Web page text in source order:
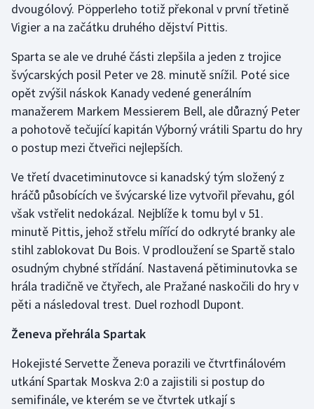
Házená
Jezdectví
Judo
Krasobruslení
Lezení
Lyže a snowboard
Moderní pětiboj
Motorsport
Olympijské hry
Plážový volejbal
dvougólový. Pöpperleho totiž překonal v první třetině
Vigier a na začátku druhého dějství Pittis.
Sparta se ale ve druhé části zlepšila a jeden z trojice
švýcarských posil Peter ve 28. minutě snížil. Poté sice
opět zvýšil náskok Kanady vedené generálním
manažerem Markem Messierem Bell, ale důrazný Peter
a pohotově tečující kapitán Výborný vrátili Spartu do hry
o postup mezi čtveřici nejlepších.
Ve třetí dvacetiminutovce si kanadský tým složený z
hráčů působících ve švýcarské lize vytvořil převahu, gól
však vstřelit nedokázal. Nejblíže k tomu byl v 51.
minutě Pittis, jehož střelu mířící do odkryté branky ale
stihl zablokovat Du Bois. V prodloužení se Spartě stalo
osudným chybné střídání. Nastavená pětiminutovka se
hrála tradičně ve čtyřech, ale Pražané naskočili do hry v
pěti a následoval trest. Duel rozhodl Dupont.
Ženeva přehrála Spartak
Hokejisté Servette Ženeva porazili ve čtvrtfinálovém
utkání Spartak Moskva 2:0 a zajistili si postup do
semifinále, ve kterém se ve čtvrtek utkají s